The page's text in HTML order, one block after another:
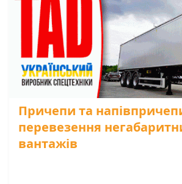
Причепи та
перевезення
вантажів